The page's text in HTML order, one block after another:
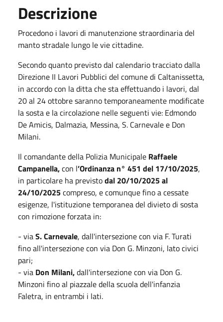
Descrizione
Procedono i lavori di manutenzione straordinaria del
manto stradale lungo le vie cittadine.
Secondo quanto previsto dal calendario tracciato dalla
Direzione II Lavori Pubblici del comune di Caltanissetta,
in accordo con la ditta che sta effettuando i lavori, dal
20 al 24 ottobre saranno temporaneamente modificate
la sosta e la circolazione nelle seguenti vie: Edmondo
De Amicis, Dalmazia, Messina, S. Carnevale e Don
Milani.
Il comandante della Polizia Municipale Raffaele
Campanella,con l’Ordinanza n° 451 del 17/10/2025,
in particolare ha previstodal 20/10/2025 al
24/10/2025compreso, e comunque fino a cessate
esigenze, l'istituzione temporanea del divieto di sosta
con rimozione forzata in:
- viaS. Carnevale, dall'intersezione con via F. Turati
fino all'intersezione con via Don G. Minzoni, lato civici
pari;
- via Don Milani,dall'intersezione con via Don G.
Minzoni fino al piazzale della scuola dell'infanzia
Faletra, in entrambi i lati.